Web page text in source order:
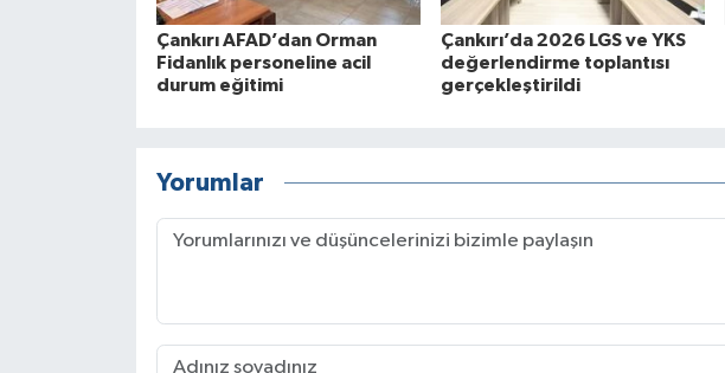
Çankırı AFAD’dan Orman
Fidanlık personeline acil
durum eğitimi
Çankırı’da 2026 LGS ve YKS
değerlendirme toplantısı
gerçekleştirildi
Yorumlar